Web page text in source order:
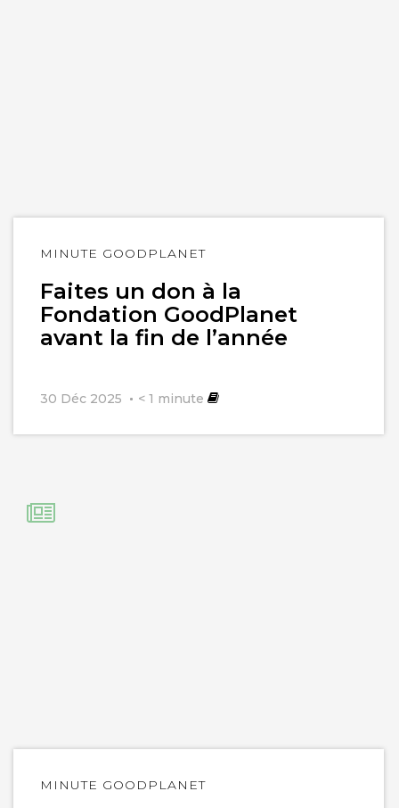
MINUTE GOODPLANET
Faites un don à la
Fondation GoodPlanet
avant la fin de l’année
30 Déc 2025 < 1 minute
Lire
MINUTE GOODPLANET
Lire